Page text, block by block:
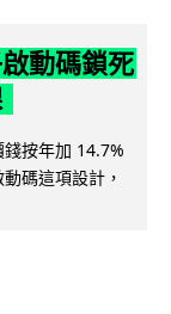
動碼鎖死
按年加 14.7%
碼這項設計，